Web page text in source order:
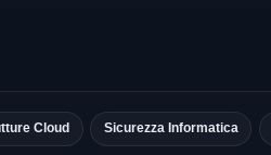
Cloud Sicurezza Informatica